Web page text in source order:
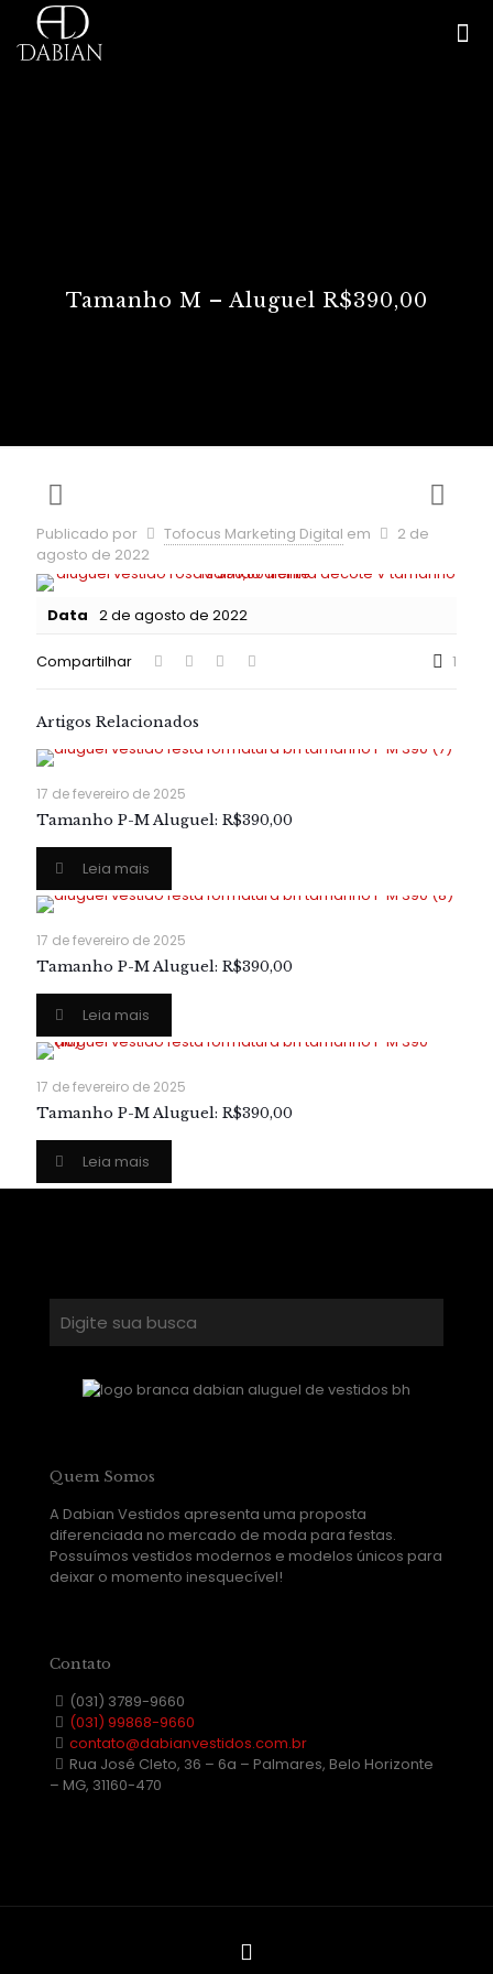
Tamanho M – Aluguel R$390,00
Publicado por Tofocus Marketing Digital em
2 de
agosto de 2022
Data 2 de agosto de 2022
Compartilhar 1
Artigos Relacionados
17 de fevereiro de 2025
Tamanho P-M Aluguel: R$390,00
Leia mais
17 de fevereiro de 2025
Tamanho P-M Aluguel: R$390,00
Leia mais
17 de fevereiro de 2025
Tamanho P-M Aluguel: R$390,00
Leia mais
Quem Somos
A Dabian Vestidos apresenta uma proposta
diferenciada no mercado de moda para festas.
Possuímos vestidos modernos e modelos únicos para
deixar o momento inesquecível!
Contato
(031) 3789-9660
(031) 99868-9660
contato@dabianvestidos.com.br
Rua José Cleto, 36 – 6a – Palmares, Belo Horizonte
– MG, 31160-470